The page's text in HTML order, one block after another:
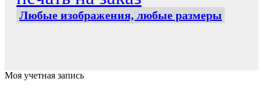
Любые изображения, любые размеры
Моя учетная запись